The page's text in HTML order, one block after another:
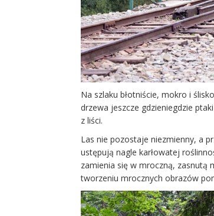
Na szlaku błotniście, mokro i
drzewa jeszcze gdzieniegdzie
z liści.
Las nie pozostaje niezmienny, a
ustępują nagle karłowatej
zamienia się w mroczną, zasnutą
tworzeniu mrocznych obrazów